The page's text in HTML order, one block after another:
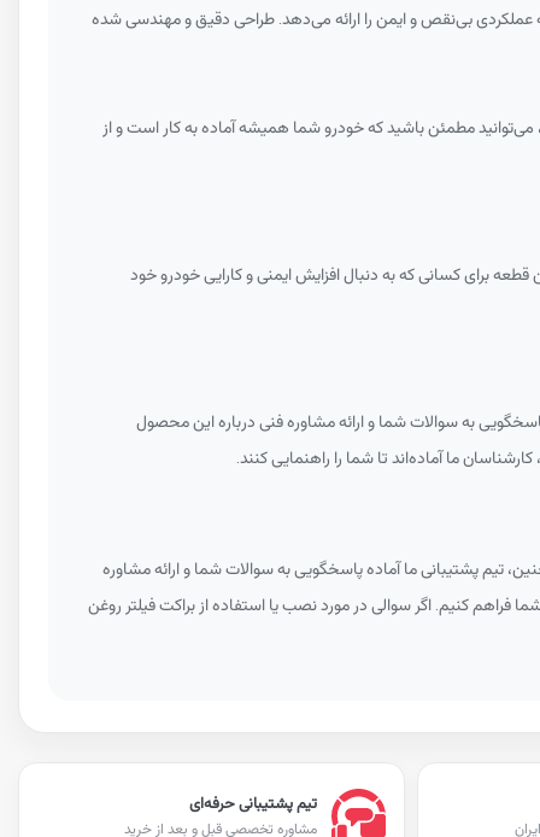
عملکردی بی‌نقص و ایمن را ارائه می‌دهد. طراحی دقیق و مهندسی شده
می‌توانید مطمئن باشید که خودرو شما همیشه آماده به کار است و از
برای کسانی که به دنبال افزایش ایمنی و کارایی خودرو خود
به سوالات شما و ارائه مشاوره فنی درباره این محصول
ما آماده‌اند تا شما را راهنمایی کنند.
تیم پشتیبانی ما آماده پاسخگویی به سوالات شما و ارائه مشاوره
فراهم کنیم. اگر سوالی در مورد نصب یا استفاده از براکت فیلتر روغن
تیم پشتیبانی حرفه‌ای
مشاوره تخصصی قبل و بعد از خرید